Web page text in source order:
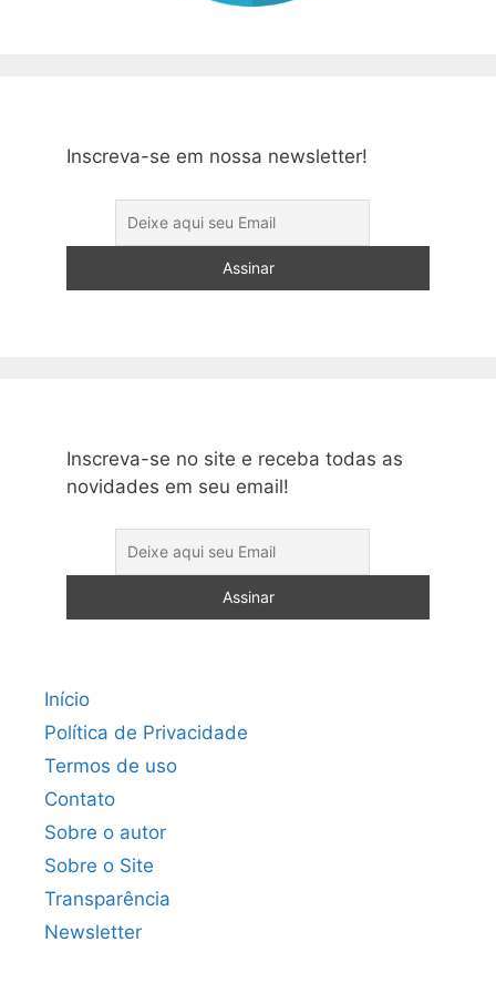
Inscreva-se em nossa newsletter!
Inscreva-se no site e receba todas as
novidades em seu email!
Início
Política de Privacidade
Termos de uso
Contato
Sobre o autor
Sobre o Site
Transparência
Newsletter